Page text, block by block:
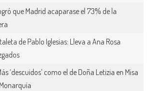
que Madrid acaparase el 73% de la
de Pablo Iglesias: Lleva a Ana Rosa
‘descuidos’ como el de Doña Letizia en Misa